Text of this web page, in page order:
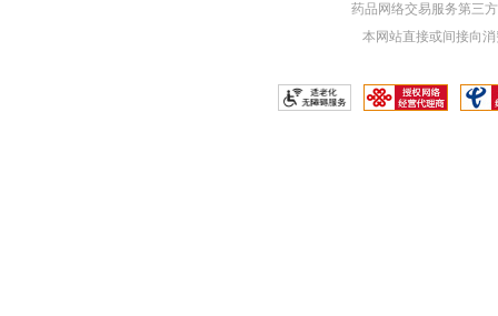
药品网络交易服务第三
本网站直接或间接向